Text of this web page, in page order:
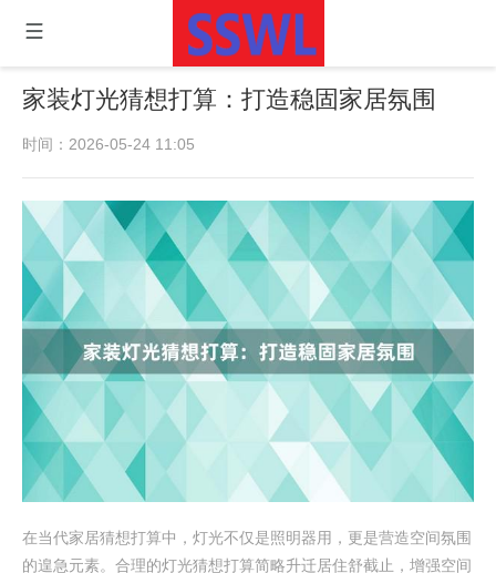
家装灯光猜想打算：打造稳固家居氛围
时间：2026-05-24 11:05
在当代家居猜想打算中，灯光不仅是照明器用，更是营造空间氛围
的遑急元素。合理的灯光猜想打算简略升迁居住舒截止，增强空间